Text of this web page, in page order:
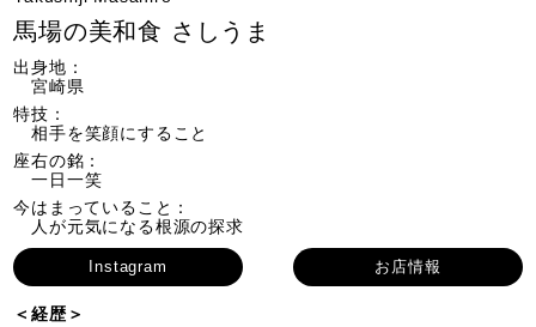
馬場の美和食 さしうま
出身地：
宮崎県
特技：
相手を笑顔にすること
座右の銘：
一日一笑
今はまっていること：
人が元気になる根源の探求
Instagram お店情報
＜経歴＞